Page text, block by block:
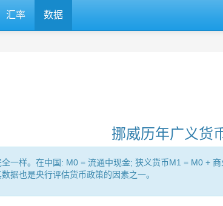
汇率 数据
挪威历年广义货
一样。在中国: M0 = 流通中现金; 狭义货币M1 = M0 +
据也是央行评估货币政策的因素之一。